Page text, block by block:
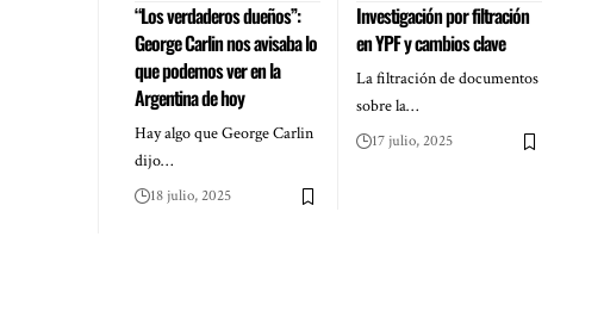
“Los verdaderos dueños”:
George Carlin nos avisaba lo
que podemos ver en la
Argentina de hoy
Hay algo que George Carlin
dijo…
18 julio, 2025
Investigación por filtración
en YPF y cambios clave
La filtración de documentos
sobre la…
17 julio, 2025